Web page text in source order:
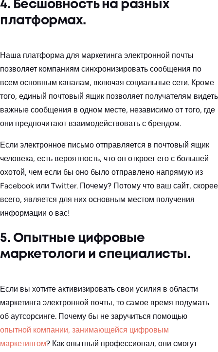
4. Бесшовность на разных
платформах.
Наша платформа для маркетинга электронной почты
позволяет компаниям синхронизировать сообщения по
всем основным каналам, включая социальные сети. Кроме
того, единый почтовый ящик позволяет получателям видеть
важные сообщения в одном месте, независимо от того, где
они предпочитают взаимодействовать с брендом.
Если электронное письмо отправляется в почтовый ящик
человека, есть вероятность, что он откроет его с большей
охотой, чем если бы оно было отправлено напрямую из
Facebook или Twitter. Почему? Потому что ваш сайт, скорее
всего, является для них основным местом получения
информации о вас!
5. Опытные цифровые
маркетологи и специалисты.
Если вы хотите активизировать свои усилия в области
маркетинга электронной почты, то самое время подумать
об аутсорсинге. Почему бы не заручиться помощью
опытной компании, занимающейся цифровым
маркетингом? Как опытный профессионал, они смогут